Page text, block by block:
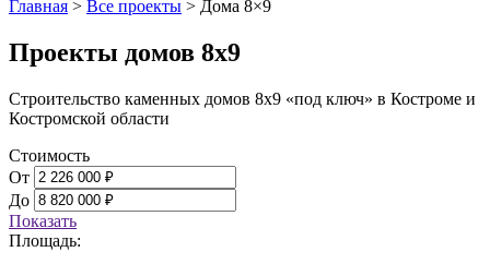
Главная > Все проекты > Дома 8×9
Проекты домов 8х9
Строительство каменных домов 8х9 «под ключ» в Костроме и
Костромской области
Стоимость
От
До
Показать
Площадь: